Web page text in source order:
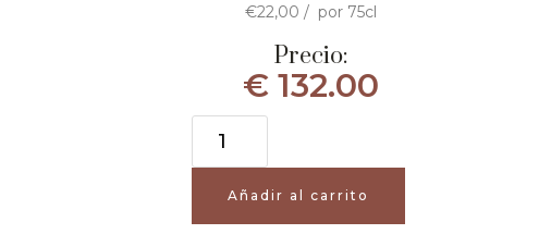
€22,00 / por 75cl
Precio:
€132.00
Añadir al carrito